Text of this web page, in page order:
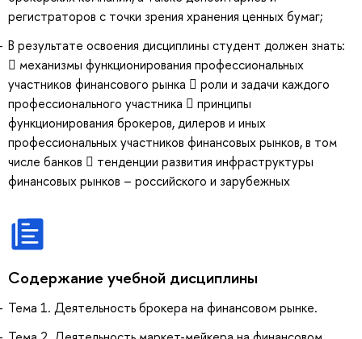
регистраторов с точки зрения хранения ценных бумаг;
В результате освоения дисциплины студент должен знать:
 механизмы функционирования профессиональных
участников финансового рынка  роли и задачи каждого
профессионального участника  принципы
функционирования брокеров, дилеров и иных
профессиональных участников финансовых рынков, в том
числе банков  тенденции развития инфраструктуры
финансовых рынков – российского и зарубежных
Содержание учебной дисциплины
Тема 1. Деятельность брокера на финансовом рынке.